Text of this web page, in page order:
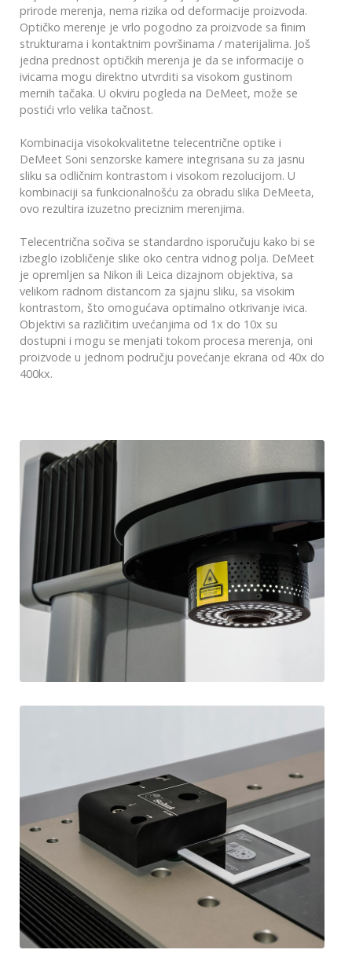
prirode merenja, nema rizika od deformacije proizvoda.
Optičko merenje je vrlo pogodno za proizvode sa finim
strukturama i kontaktnim površinama / materijalima. Još
jedna prednost optičkih merenja je da se informacije o
ivicama mogu direktno utvrditi sa visokom gustinom
mernih tačaka. U okviru pogleda na DeMeet, može se
postići vrlo velika tačnost.
Kombinacija visokokvalitetne telecentrične optike i
DeMeet Soni senzorske kamere integrisana su za jasnu
sliku sa odličnim kontrastom i visokom rezolucijom. U
kombinaciji sa funkcionalnošću za obradu slika DeMeeta,
ovo rezultira izuzetno preciznim merenjima.
Telecentrična sočiva se standardno isporučuju kako bi se
izbeglo izobličenje slike oko centra vidnog polja. DeMeet
je opremljen sa Nikon ili Leica dizajnom objektiva, sa
velikom radnom distancom za sjajnu sliku, sa visokim
kontrastom, što omogućava optimalno otkrivanje ivica.
Objektivi sa različitim uvećanjima od 1x do 10x su
dostupni i mogu se menjati tokom procesa merenja, oni
proizvode u jednom području povećanje ekrana od 40x do
400kx.